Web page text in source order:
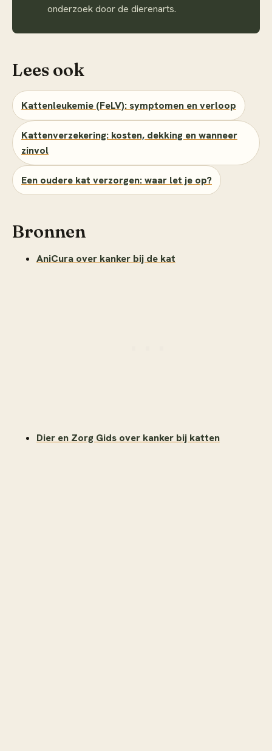
onderzoek door de dierenarts.
Lees ook
Kattenleukemie (FeLV): symptomen en verloop
Kattenverzekering: kosten, dekking en wanneer
zinvol
Een oudere kat verzorgen: waar let je op?
Bronnen
AniCura over kanker bij de kat
Dier en Zorg Gids over kanker bij katten